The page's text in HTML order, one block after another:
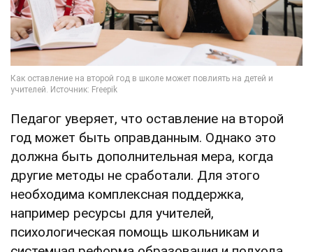
Педагог уверяет, что оставление на второй
год может быть оправданным. Однако это
должна быть дополнительная мера, когда
другие методы не сработали. Для этого
необходима комплексная поддержка,
например ресурсы для учителей,
психологическая помощь школьникам и